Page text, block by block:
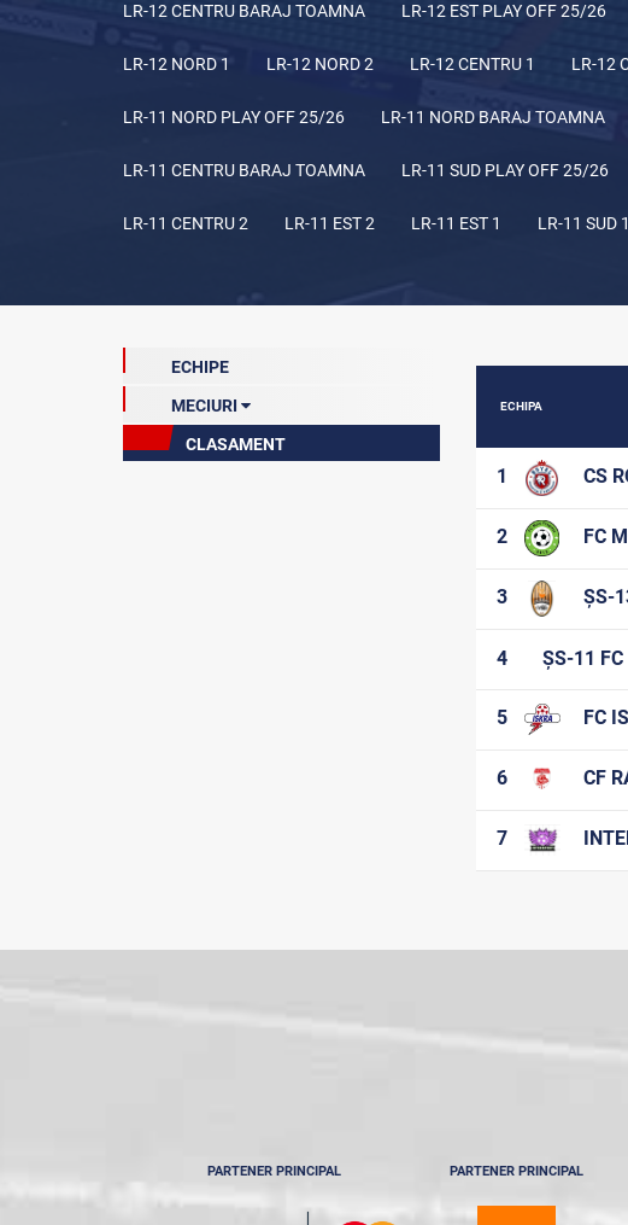
LR-12 CENTRU BARAJ TOAMNA LR-12 EST PLAY OFF 25/26
LR-12 NORD 1 LR-12 NORD 2 LR-12 CENTRU 1 LR-12
LR-11 NORD PLAY OFF 25/26 LR-11 NORD BARAJ TOAMNA
LR-11 CENTRU BARAJ TOAMNA LR-11 SUD PLAY OFF 25/26
LR-11 CENTRU 2 LR-11 EST 2 LR-11 EST 1 LR-11 SUD 1
ECHIPE
MECIURI
Etapa 14 (curentă)
CLASAMENT
ECHIPA
1 CS
2 FC
3 ȘS-
4 ȘS-11
5 FC
6 CF
7
PARTENER PRINCIPAL PARTENER PRINCIPAL